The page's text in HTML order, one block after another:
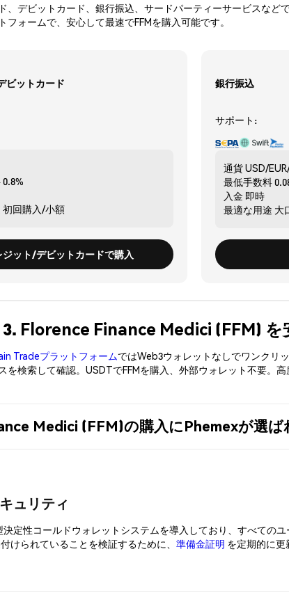
、デビットカード、銀行振込、サードパーティーサービスな
フォームで、安心して最速でFFMを購入可能です。
ビットカード
0.8%
初回購入/小額
ジット/デビットカードで購入
銀行振込
サポート:
通貨USD/
最低手数料
入金 即時
最適な用途 大
Florence Finance Medici (FFM) を
TradeプラットフォームではWeb3ウォレットなしでワンクリ
を検索して確認。USDTでFFMを購入、外部ウォレット不要。
Medici (FFM)の購入にPhemexが選ば
ュリティ
決定性コールドウォレットシステムを導入しており、すべてのユ
けられていることを検証するために、 準備金証明 を定期的に更